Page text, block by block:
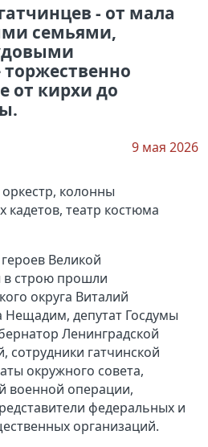
- от мала
семьями,
от кирхи до
9 мая 2026
колонны
театр костюма
Великой
в строю прошли
округа Виталий
депутат Госдумы
Ленинградской
сотрудники гатчинской
окружного совета,
военной операции,
федеральных и
организаций.